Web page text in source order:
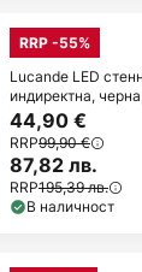
RRP -55%
Lucande LED
индиректна,
димиране
44,90 €
RRP99,90 €
87,82 лв.
RRP195,39 лв.
В наличност